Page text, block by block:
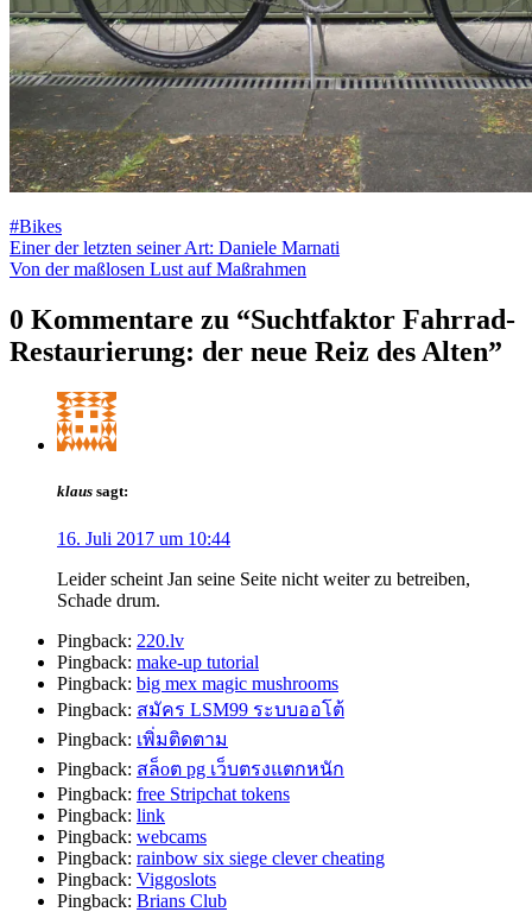
#Bikes
Beitragsnavigation
Einer der letzten seiner Art: Daniele Marnati
Von der maßlosen Lust auf Maßrahmen
0 Kommentare zu “Suchtfaktor Fahrrad-
Restaurierung: der neue Reiz des Alten”
klaus sagt:
16. Juli 2017 um 10:44
Leider scheint Jan seine Seite nicht weiter zu betreiben,
Schade drum.
Pingback: 220.lv
Pingback: make-up tutorial
Pingback: big mex magic mushrooms
Pingback: สมัคร LSM99 ระบบออโต้
Pingback: เพิ่มติดตาม
Pingback: สล็oต pg เว็บตรงแตกหนัก
Pingback: free Stripchat tokens
Pingback: link
Pingback: webcams
Pingback: rainbow six siege clever cheating
Pingback: Viggoslots
Pingback: Brians Club